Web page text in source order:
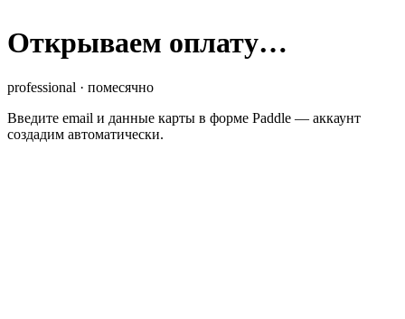
Открываем оплату…
professional · помесячно
Введите email и данные карты в форме Paddle — аккаунт
создадим автоматически.